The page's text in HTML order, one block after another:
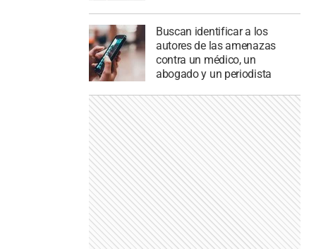
Buscan identificar a los
autores de las amenazas
contra un médico, un
abogado y un periodista